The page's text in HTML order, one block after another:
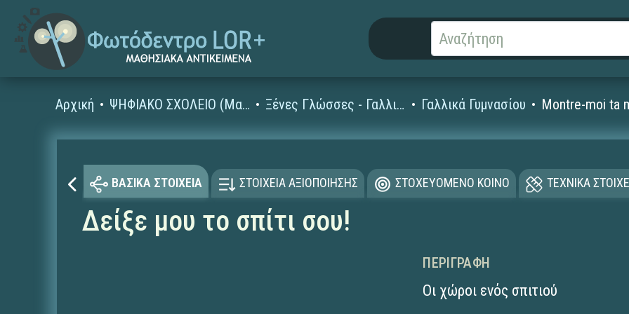
Αρχική ΨΗΦΙΑΚΟ ΣΧΟΛΕΙΟ (Μαθησιακά Αντικείμενα) Ξένες Γλώσσες - Γαλλικά Γαλλικά Γυμνασίου Montre-moi ta
ΒΑΣΙΚΑ ΣΤΟΙΧΕΙΑ ΣΤΟΙΧΕΙΑ ΑΞΙΟΠΟΙΗΣΗΣ ΣΤΟΧΕΥΟΜΕΝΟ ΚΟΙΝΟ ΤΕΧΝΙΚΑ
Δείξε μου το σπίτι σου!
ΠΕΡΙΓΡΑΦΉ
Οι χώροι ενός σπιτιού